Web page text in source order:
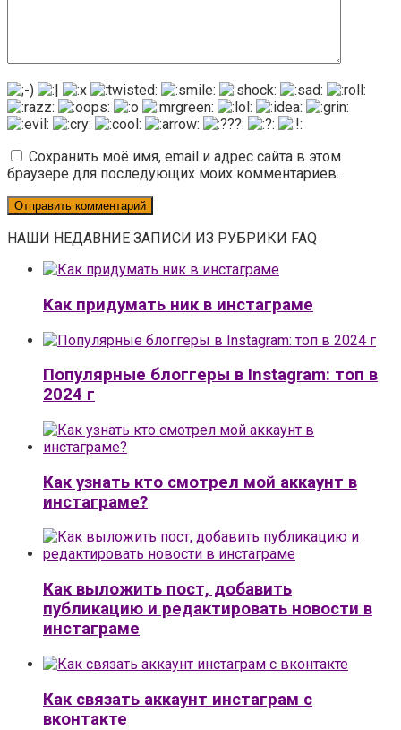
Сохранить моё имя, email и адрес сайта в этом
браузере для последующих моих комментариев.
НАШИ НЕДАВНИЕ ЗАПИСИ ИЗ РУБРИКИ FAQ
Как придумать ник в инстаграме
Популярные блоггеры в Instagram: топ в
2024 г
Как узнать кто смотрел мой аккаунт в
инстаграме?
Как выложить пост, добавить
публикацию и редактировать новости в
инстаграме
Как связать аккаунт инстаграм с
вконтакте